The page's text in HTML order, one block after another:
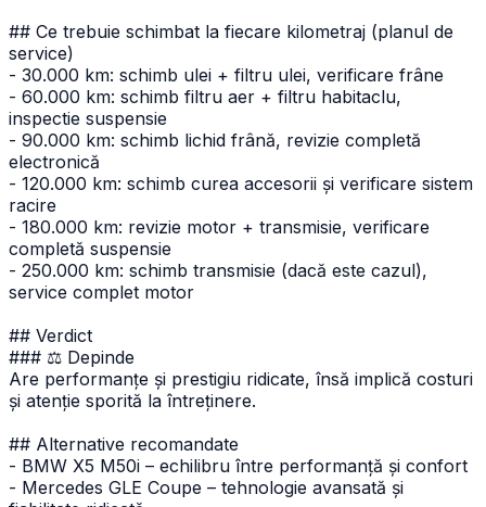
## Ce trebuie schimbat la fiecare kilometraj (planul de
service)
- 30.000 km: schimb ulei + filtru ulei, verificare frâne
- 60.000 km: schimb filtru aer + filtru habitaclu,
inspectie suspensie
- 90.000 km: schimb lichid frână, revizie completă
electronică
- 120.000 km: schimb curea accesorii și verificare sistem
racire
- 180.000 km: revizie motor + transmisie, verificare
completă suspensie
- 250.000 km: schimb transmisie (dacă este cazul),
service complet motor
## Verdict
### ⚖️ Depinde
Are performanțe și prestigiu ridicate, însă implică costuri
și atenție sporită la întreținere.
## Alternative recomandate
- BMW X5 M50i – echilibru între performanță și confort
- Mercedes GLE Coupe – tehnologie avansată și